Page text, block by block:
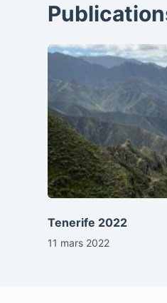
Tenerife 2022
11 mars 2022